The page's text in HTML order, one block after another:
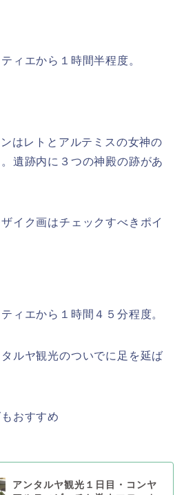
ィエから１時間半程度。
はレトとアルテミスの女神の
遺跡内に３つの神殿の跡があ
イク画はチェックすべきポイ
ィエから１時間４５分程度。
ルヤ観光のついでに足を延ば
おすすめ
アンタルヤ観光１日目・コンヤ